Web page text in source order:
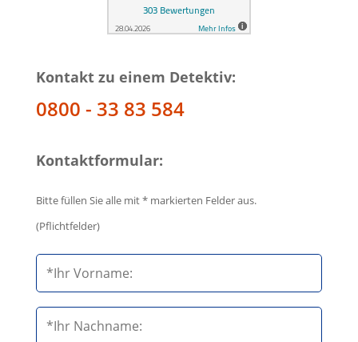
Kontakt zu einem Detektiv:
0800 - 33 83 584
Kontaktformular:
Bitte füllen Sie alle mit * markierten Felder aus.
(Pflichtfelder)
i
t
t